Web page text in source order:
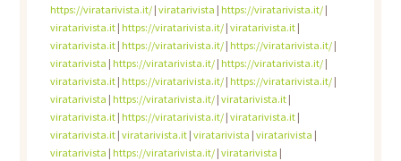
https://viratarivista.it/| viratarivista | https://viratarivista.it/|
viratarivista.it| https://viratarivista.it/| viratarivista.it|
viratarivista.it| https://viratarivista.it/| https://viratarivista.it/|
viratarivista | https://viratarivista.it/| https://viratarivista.it/|
viratarivista.it| https://viratarivista.it/| https://viratarivista.it/|
viratarivista | https://viratarivista.it/| viratarivista.it|
viratarivista.it| https://viratarivista.it/| viratarivista.it|
viratarivista.it| viratarivista.it| viratarivista | viratarivista |
viratarivista | https://viratarivista.it/| viratarivista |